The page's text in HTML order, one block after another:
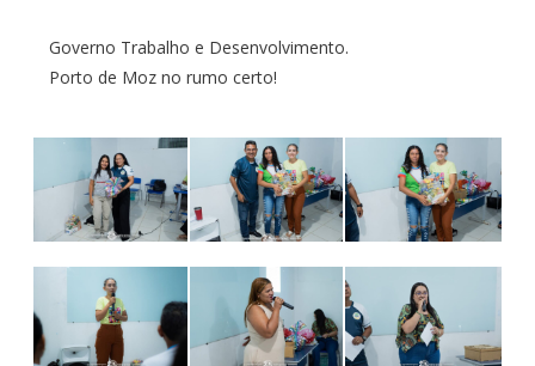
Governo Trabalho e Desenvolvimento.
Porto de Moz no rumo certo!